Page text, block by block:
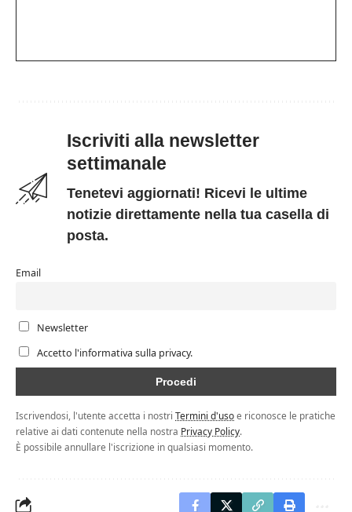
Iscriviti alla newsletter
settimanale
Tenetevi aggiornati! Ricevi le ultime
notizie direttamente nella tua casella di
posta.
Email
Newsletter
Accetto l'informativa sulla privacy.
Iscrivendosi, l'utente accetta i nostri Termini d'usoe riconosce le pratiche
relative ai dati contenute nella nostra Privacy Policy.
È possibile annullare l'iscrizione in qualsiasi momento.